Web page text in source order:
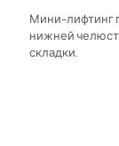
Мини-лифтинг
нижней
складки.